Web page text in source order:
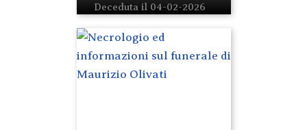
Deceduta il 04-02-2026